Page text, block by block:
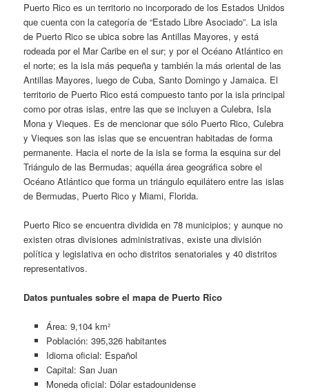
Puerto Rico es un territorio no incorporado de los Estados Unidos
que cuenta con la categoría de “Estado Libre Asociado”. La isla
de Puerto Rico se ubica sobre las Antillas Mayores, y está
rodeada por el Mar Caribe en el sur; y por el Océano Atlántico en
el norte; es la isla más pequeña y también la más oriental de las
Antillas Mayores, luego de Cuba, Santo Domingo y Jamaica. El
territorio de Puerto Rico está compuesto tanto por la isla principal
como por otras islas, entre las que se incluyen a Culebra, Isla
Mona y Vieques. Es de mencionar que sólo Puerto Rico, Culebra
y Vieques son las islas que se encuentran habitadas de forma
permanente. Hacia el norte de la isla se forma la esquina sur del
Triángulo de las Bermudas; aquélla área geográfica sobre el
Océano Atlántico que forma un triángulo equilátero entre las islas
de Bermudas, Puerto Rico y Miami, Florida.
Puerto Rico se encuentra dividida en 78 municipios; y aunque no
existen otras divisiones administrativas, existe una división
política y legislativa en ocho distritos senatoriales y 40 distritos
representativos.
Datos puntuales sobre el mapa de Puerto Rico
Área: 9,104 km²
Población: 395,326 habitantes
Idioma oficial: Español
Capital: San Juan
Moneda oficial: Dólar estadounidense